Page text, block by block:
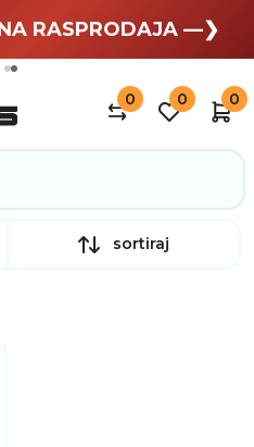
odmor —❯
RASPRODAJA —❯
0 0 0
sortiraj